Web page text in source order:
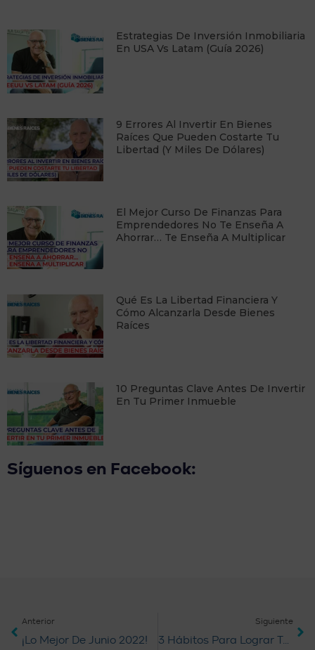
Estrategias De Inversión Inmobiliaria
En USA Vs Latam (Guía 2026)
9 Errores Al Invertir En Bienes
Raíces Que Pueden Costarte Tu
Libertad (y Miles De Dólares)
​El Mejor Curso De Finanzas Para
Emprendedores No Te Enseña A
Ahorrar… Te Enseña A Multiplicar
Qué Es La Libertad Financiera Y
Cómo Alcanzarla Desde Bienes
Raíces
10 Preguntas Clave Antes De Invertir
En Tu Primer Inmueble
Síguenos en Facebook:
Anterior
¡Lo Mejor De Junio 2022!
Siguiente
3 Hábitos Para Lograr Tu Paz Financiera Siendo Inmigrante